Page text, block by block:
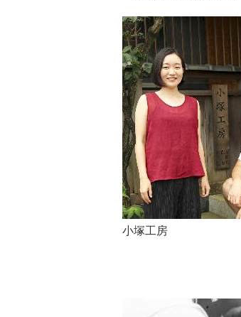
小塚工房